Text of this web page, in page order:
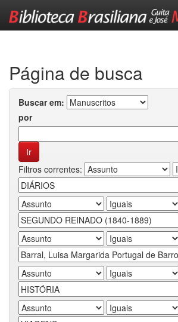
Página de busca
Buscar em:
por
Filtros correntes: